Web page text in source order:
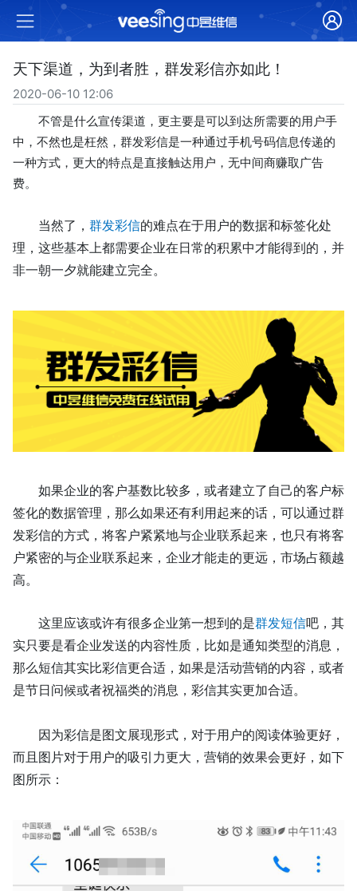
天下渠道，为到者胜，群发彩信亦如此！
2020-06-10 12:06
不管是什么宣传渠道，更主要是可以到达所需要的用户手
中，不然也是枉然，群发彩信是一种通过手机号码信息传递的
一种方式，更大的特点是直接触达用户，无中间商赚取广告
费。
当然了， 群发彩信的难点在于用户的数据和标签化处
理，这些基本上都需要企业在日常的积累中才能得到的，并
非一朝一夕就能建立完全。
如果企业的客户基数比较多，或者建立了自己的客户标
签化的数据管理，那么如果还有利用起来的话，可以通过群
发彩信的方式，将客户紧紧地与企业联系起来，也只有将客
户紧密的与企业联系起来，企业才能走的更远，市场占额越
高。
这里应该或许有很多企业第一想到的是群发短信吧，其
实只要是看企业发送的内容性质，比如是通知类型的消息，
那么短信其实比彩信更合适，如果是活动营销的内容，或者
是节日问候或者祝福类的消息，彩信其实更加合适。
因为彩信是图文展现形式，对于用户的阅读体验更好，
而且图片对于用户的吸引力更大，营销的效果会更好，如下
图所示：